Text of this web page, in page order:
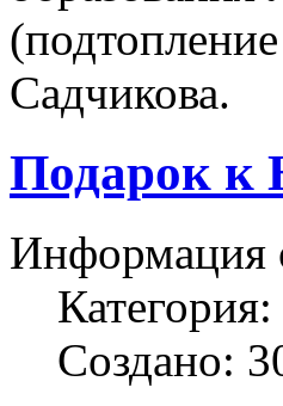
Садчикова.
Подарок к
Информация
Категория:
Создано: